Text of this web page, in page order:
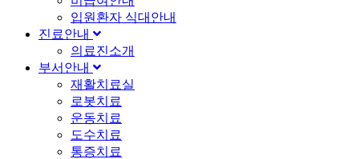
입원환자 식대안내
진료안내
의료진소개
부서안내
재활치료실
로봇치료
운동치료
도수치료
통증치료